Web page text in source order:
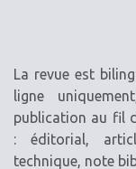
La revue est
ligne
publication au fil
: éditorial,
technique, note